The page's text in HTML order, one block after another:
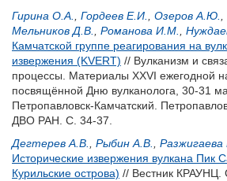
Гирина О.А.
Гордеев Е.И. Озеров А.Ю.
Мельников Д.В.
Романова И.М.
Камчатской группе реагирования на
извержения (KVERT) // Вулканизм и
процессы. Материалы XXVI ежегодной
посвящённой Дню вулканолога, 30-31
Петропавловск-Камчатский.
ДВО РАН. С. 34-37.
Дегтерев А.В.
Рыбин А.В. Разжигаева
Исторические извержения вулкана Пик
Курильские острова) // Вестник КРАУНЦ.